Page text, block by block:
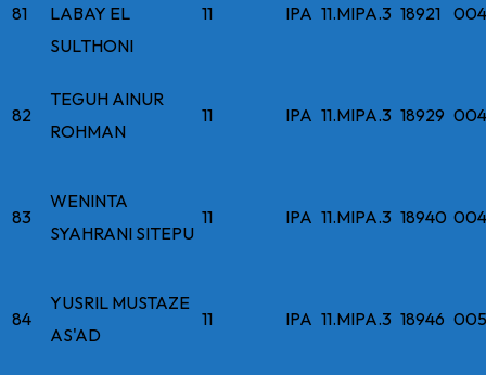
81
LABAY EL
SULTHONI
11 IPA 11.MIPA.3 18921
82
TEGUH AINUR
ROHMAN
11 IPA 11.MIPA.3 18929
83
WENINTA
SYAHRANI SITEPU
11 IPA 11.MIPA.3 18940
84
YUSRIL MUSTAZE
AS'AD
11 IPA 11.MIPA.3 18946